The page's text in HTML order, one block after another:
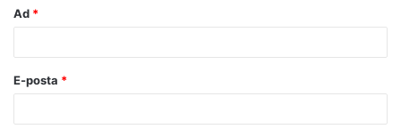
Ad *
E-posta *